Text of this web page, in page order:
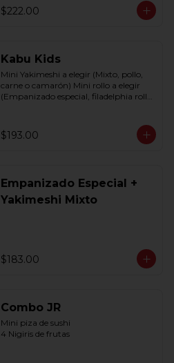
$222.00
Kabu Kids
Mini Yakimeshi a elegir (Mixto, pollo,
carne o camarón) Mini rollo a elegir
(Empanizado especial, filadelphia roll,
$193.00
Empanizado Especial +
Yakimeshi Mixto
$183.00
Combo JR
Mini piza de sushi
4 Nigiris de frutas